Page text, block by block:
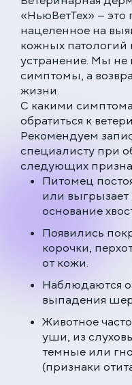
«НьюВетТех» —
нацеленное на
кожных патологий
устранение. Мы не
симптомы, а
жизни.
С какими
обратиться к
Рекомендуем
специалисту при
следующих
Питомец
или
основание
Появились
корочки,
от кожи.
Наблюдаются
выпадения
Животное
уши, из
темные или
(признаки